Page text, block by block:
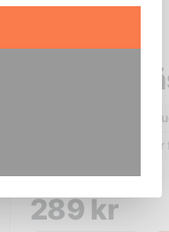
RBP
RBP
Kardborre – även
Två fack + nätficka för
289kr